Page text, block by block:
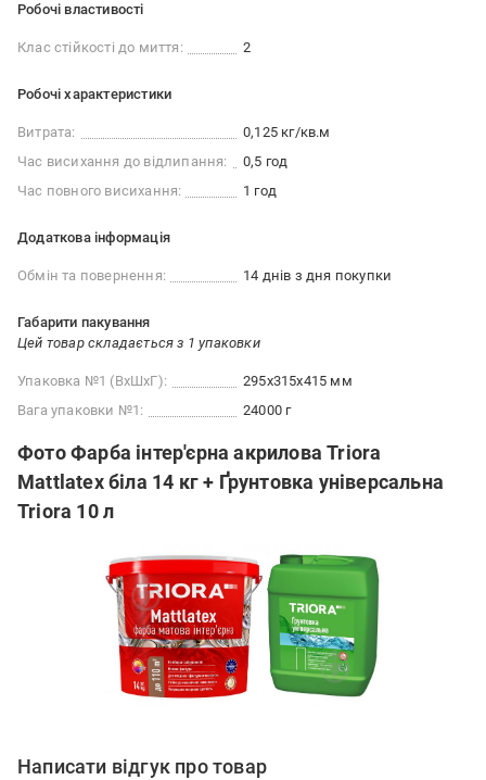
Робочі властивості
Клас стійкості до миття: 2
Робочі характеристики
Витрата:
0,125 кг/кв.м
Час висихання до відлипання:
0,5 год
Час повного висихання:
1 год
Додаткова інформація
Обмін та повернення: 14 днів з дня покупки
Габарити пакування
Цей товар складається з 1 упаковки
Упаковка №1 (ВхШхГ):
295x315x415 мм
Вага упаковки №1:
24000 г
Фото Фарба інтер'єрна акрилова Triora
Mattlatex біла 14 кг + Ґрунтовка універсальна
Triora 10 л
Написати відгук про товар